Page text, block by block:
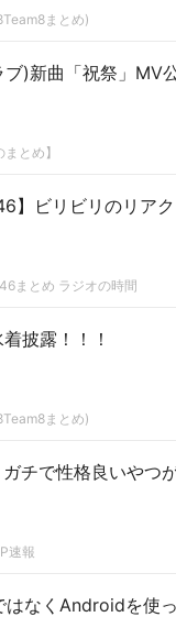
まとめ)
ブ)新曲「祝祭」MV
とめ】
】ビリビリのリア
まとめ ラジオの時間
披露！！！
まとめ)
チで性格良いやつ
速報
はなくAndroidを使